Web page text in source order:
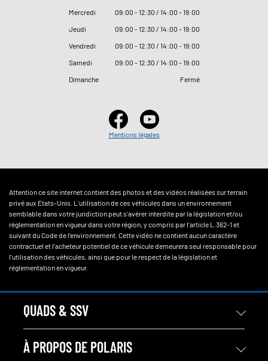
Mercredi
09:00 - 12:30 / 14:00 - 19:00
Jeudi
09:00 - 12:30 / 14:00 - 19:00
Vendredi
09:00 - 12:30 / 14:00 - 19:00
Samedi
09:00 - 12:30 / 14:00 - 19:00
Dimanche
Fermé
Mentions légales
Attention ce site internet contient des photos et des vidéos réalisées sur terrain
privé aux Etats-Unis. L'utilisation de ces véhicules dans un environnement
semblable dans votre juridiction peut s'avérer interdite par la législation et/ou
réglementation en vigueur dans votre région, y compris par l'article L.362-1 et
suivant du Code de l'environnement. Cette vidéo ne contient aucun caractère
contractuel et l'acheteur potentiel de ce véhicule demeurera seul responsable pour
l'utilisation des véhicules, ainsi que pour le respect de la législation et
réglementation en vigueur.
QUADS & SSV
À PROPOS DE POLARIS